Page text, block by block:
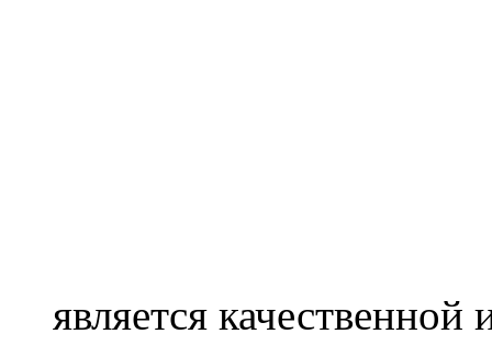
является качественной